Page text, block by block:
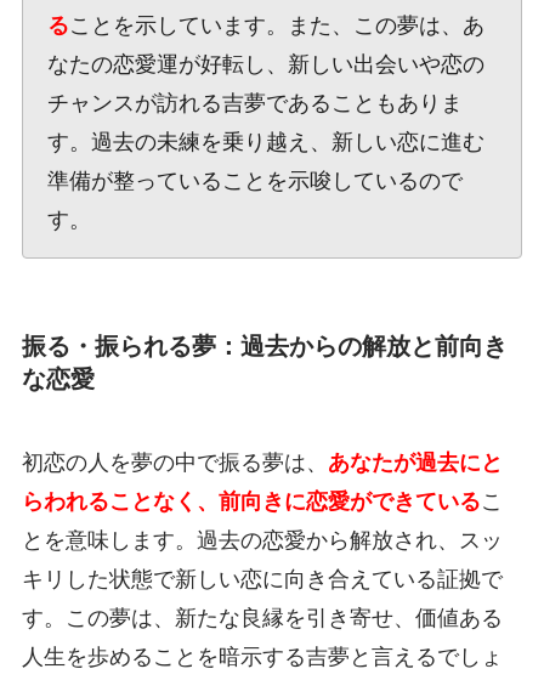
ることを示しています。また、この夢は、あ
なたの恋愛運が好転し、新しい出会いや恋の
チャンスが訪れる吉夢であることもありま
す。過去の未練を乗り越え、新しい恋に進む
準備が整っていることを示唆しているので
す。
振る・振られる夢：過去からの解放と前向き
な恋愛
初恋の人を夢の中で振る夢は、 あなたが過去にと
らわれることなく、前向きに恋愛ができているこ
とを意味します。過去の恋愛から解放され、スッ
キリした状態で新しい恋に向き合えている証拠で
す。この夢は、新たな良縁を引き寄せ、価値ある
人生を歩めることを暗示する吉夢と言えるでしょ